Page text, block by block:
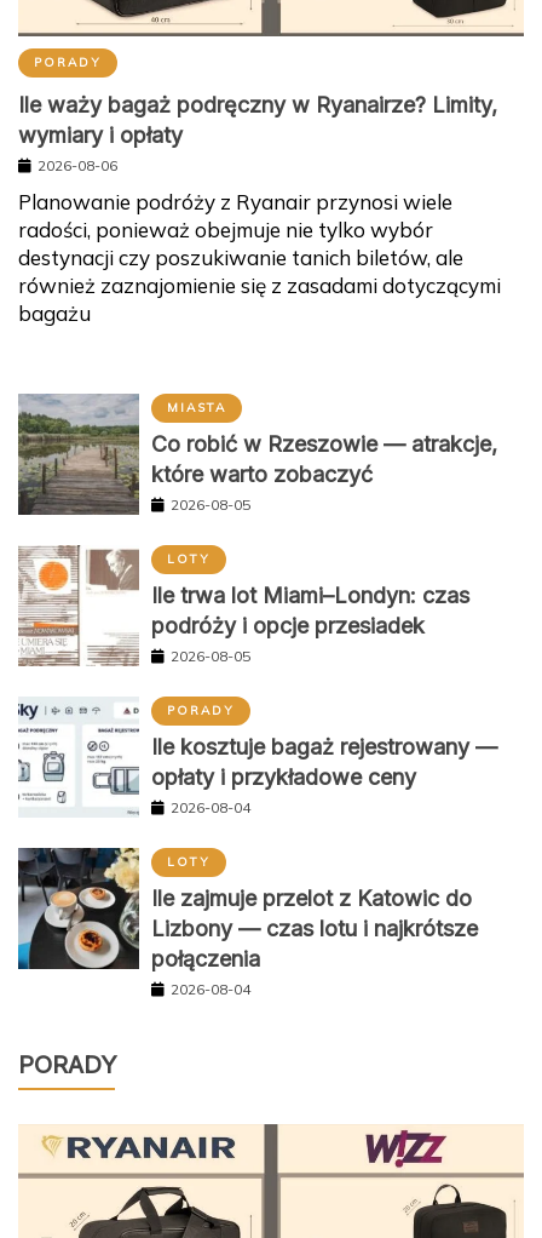
PORADY
Ile waży bagaż podręczny w Ryanairze? Limity,
wymiary i opłaty
2026-08-06
Planowanie podróży z Ryanair przynosi wiele
radości, ponieważ obejmuje nie tylko wybór
destynacji czy poszukiwanie tanich biletów, ale
również zaznajomienie się z zasadami dotyczącymi
bagażu
MIASTA
Co robić w Rzeszowie — atrakcje,
które warto zobaczyć
2026-08-05
LOTY
Ile trwa lot Miami–Londyn: czas
podróży i opcje przesiadek
2026-08-05
PORADY
Ile kosztuje bagaż rejestrowany —
opłaty i przykładowe ceny
2026-08-04
LOTY
Ile zajmuje przelot z Katowic do
Lizbony — czas lotu i najkrótsze
połączenia
2026-08-04
PORADY